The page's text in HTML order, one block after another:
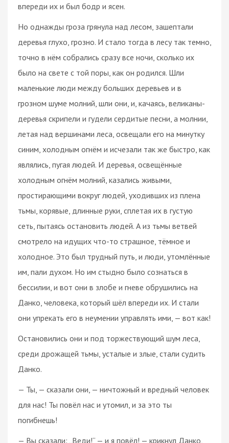
впереди их и был бодр и ясен.
Но однажды гроза грянула над лесом, зашептали
деревья глухо, грозно. И стало тогда в лесу так темно,
точно в нём собрались сразу все ночи, сколько их
было на свете с той поры, как он родился. Шли
маленькие люди между больших деревьев и в
грозном шуме молний, шли они, и, качаясь, великаны-
деревья скрипели и гудели сердитые песни, а молнии,
летая над вершинами леса, освещали его на минутку
синим, холодным огнём и исчезали так же быстро, как
являлись, пугая людей. И деревья, освещённые
холодным огнём молний, казались живыми,
простирающими вокруг людей, уходивших из плена
тьмы, корявые, длинные руки, сплетая их в густую
сеть, пытаясь остановить людей. А из тьмы ветвей
смотрело на идущих что-то страшное, тёмное и
холодное. Это был трудный путь, и люди, утомлённые
им, пали духом. Но им стыдно было сознаться в
бессилии, и вот они в злобе и гневе обрушились на
Данко, человека, который шёл впереди их. И стали
они упрекать его в неумении управлять ими, — вот как!
Остановились они и под торжествующий шум леса,
среди дрожащей тьмы, усталые и злые, стали судить
Данко.
— Ты, — сказали они, — ничтожный и вредный человек
для нас! Ты повёл нас и утомил, и за это ты
погибнешь!
— Вы сказали: „Веди!“ — и я повёл! — крикнул Данко,